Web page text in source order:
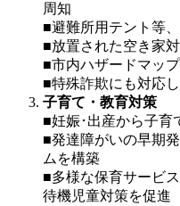
周知
■避難所用テント等
■放置された空き家
■市内ハザードマッ
■特殊詐欺にも対応
子育て・教育対策
■妊娠･出産から子育
■発達障がいの早期
ムを構築
■多様な保育サービ
待機児童対策を促進